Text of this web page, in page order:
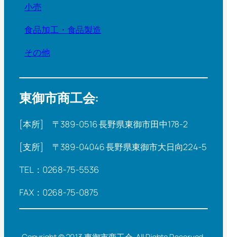
小売
食品加工・食品製造
その他
東御市商工会:
[本所] 〒389-0516 長野県東御市田中178-2
[支所] 〒389-04046 長野県東御市大日向224-5
TEL：0268-75-5536
FAX：0268-75-0875